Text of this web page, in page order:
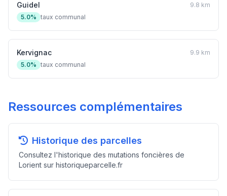
Guidel
9.8 km
5.0% taux communal
Kervignac
9.9 km
5.0% taux communal
Ressources complémentaires
Historique des parcelles
Consultez l'historique des mutations foncières de
Lorient sur historiqueparcelle.fr